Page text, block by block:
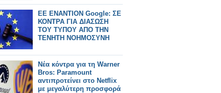
EE ΕΝΑΝΤΙΟΝ Google: ΣΕ
ΚΟΝΤΡΑ ΓΙΑ ΔΙΑΣΩΣΗ
ΤΟΥ ΤΥΠΟΥ ΑΠΟ ΤΗΝ
ΤΕΝΗΤΗ ΝΟΗΜΟΣΥΝΗ
Νέα κόντρα για τη Warner
Bros: Paramount
αντιπροτείνει στο Netflix
με μεγαλύτερη προσφορά